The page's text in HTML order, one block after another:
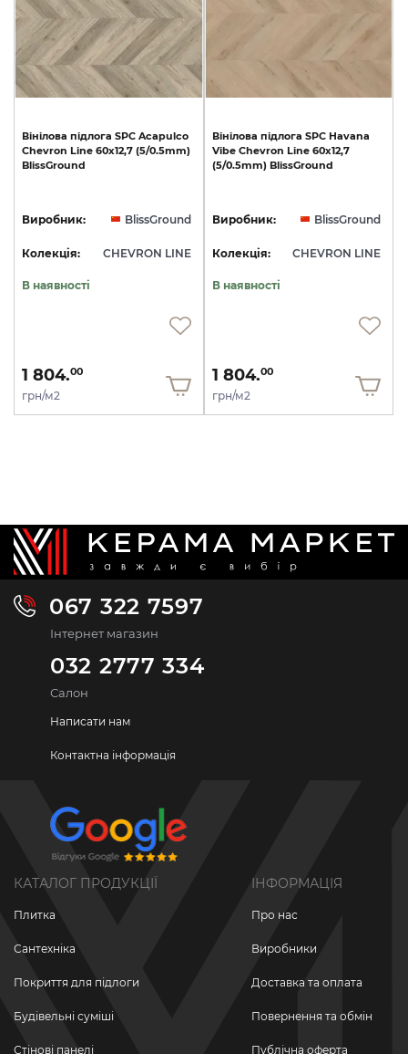
Вінілова підлога SPC Acapulco
Chevron Line 60x12,7 (5/0.5mm)
BlissGround
Виробник: BlissGround
Колекція: CHEVRON LINE
В наявності
1 804.00
грн/м2
Вінілова підлога SPC Havana
Vibe Chevron Line 60x12,7
(5/0.5mm) BlissGround
Виробник: BlissGround
Колекція: CHEVRON LINE
В наявності
1 804.00
грн/м2
067 322 7597
Інтернет магазин
032 2777 334
Салон
Написати нам
Контактна інформація
КАТАЛОГ ПРОДУКЦІЇ
Плитка
Сантехніка
Покриття для підлоги
Будівельні суміші
Стінові панелі
ІНФОРМАЦІЯ
Про нас
Виробники
Доставка та оплата
Повернення та обмін
Публічна оферта